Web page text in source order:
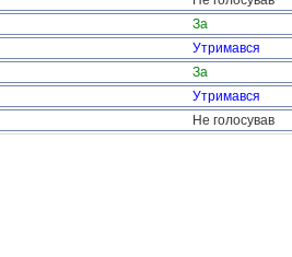
За
Утримався
За
Утримався
Не голосував